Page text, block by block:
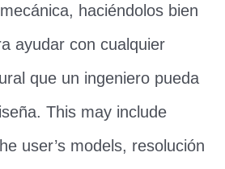
haciéndolos bien
ayudar con cualquier
que un ingeniero pueda
This may include
user’s models, resolución